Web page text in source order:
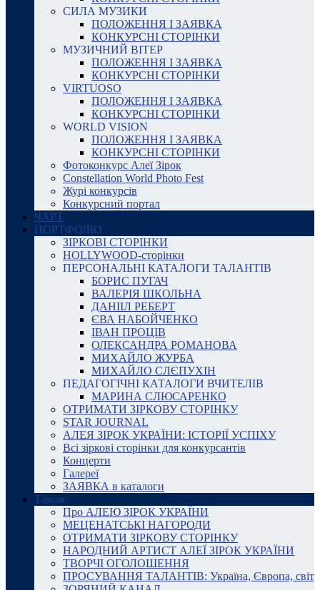
СИЛА МУЗИКИ
ПОЛОЖЕННЯ І ЗАЯВКА
КОНКУРСНІ СТОРІНКИ
МУЗИЧНИЙ ВІТЕР
ПОЛОЖЕННЯ І ЗАЯВКА
КОНКУРСНІ СТОРІНКИ
VIRTUOSO
ПОЛОЖЕННЯ І ЗАЯВКА
КОНКУРСНІ СТОРІНКИ
WORLD VISION
ПОЛОЖЕННЯ І ЗАЯВКА
КОНКУРСНІ СТОРІНКИ
Фотоконкурс Алеї Зірок
Constellation World Photo Fest
Журі конкурсів
Конкурсний портал
ЧАРТ
ПОРТФОЛІО
ЗІРКОВІ СТОРІНКИ
HOLLYWOOD-сторінки
ПЕРСОНАЛЬНІ КАТАЛОГИ ТАЛАНТІВ
БОРИС ПУГАЧ
ВАЛЕРІЯ ШКОЛЬНА
ДАНІІЛ РЕБЕРТ
ЄВА НАБОЙЧЕНКО
ІВАН ПРОЦІВ
ОЛЕКСАНДРА РОМАНОВА
МИХАЙЛО ЖУРБА
МИХАЙЛО СЛЄПУХІН
ПЕДАГОГІЧНІ КАТАЛОГИ ВЧИТЕЛІВ
МАРИНА СЛЮСАРЕНКО
ОТРИМАТИ ЗІРКОВУ СТОРІНКУ
STAR JOURNAL
АЛЕЯ ЗІРОК УКРАЇНИ: ІСТОРІЇ УСПІХУ
Всі зіркові сторінки для конкурсантів
Концерти
Галереї
ЗАЯВКА в каталоги
Також
Про АЛЕЮ ЗІРОК УКРАЇНИ
МЕЦЕНАТСЬКІ НАГОРОДИ
ОТРИМАТИ ЗІРКОВУ СТОРІНКУ
НАРОДНИЙ АРТИСТ АЛЕЇ ЗІРОК УКРАЇНИ
ТВОРЧІ ОГОЛОШЕННЯ
ПРОСУВАННЯ ТАЛАНТІВ: Україна, Європа, світ